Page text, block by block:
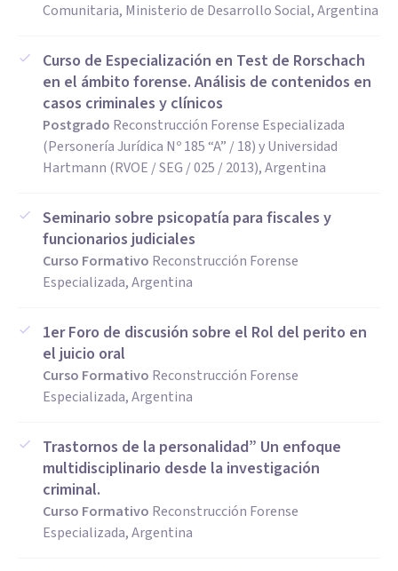
Comunitaria, Ministerio de Desarrollo Social, Argentina
Curso de Especialización en Test de Rorschach
en el ámbito forense. Análisis de contenidos en
casos criminales y clínicos
Postgrado Reconstrucción Forense Especializada
(Personería Jurídica Nº 185 “A” / 18) y Universidad
Hartmann (RVOE / SEG / 025 / 2013), Argentina
Seminario sobre psicopatía para fiscales y
funcionarios judiciales
Curso Formativo Reconstrucción Forense
Especializada, Argentina
1er Foro de discusión sobre el Rol del perito en
el juicio oral
Curso Formativo Reconstrucción Forense
Especializada, Argentina
Trastornos de la personalidad” Un enfoque
multidisciplinario desde la investigación
criminal.
Curso Formativo Reconstrucción Forense
Especializada, Argentina